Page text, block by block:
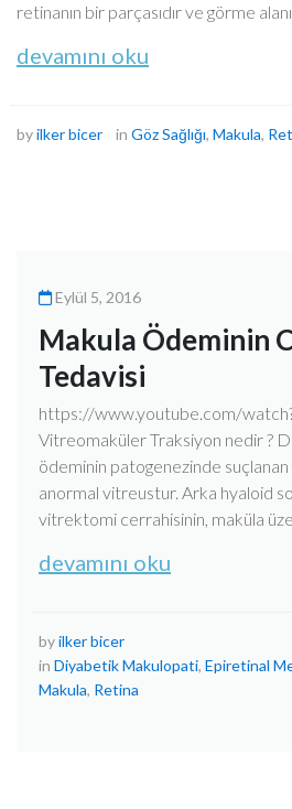
retinanın bir parçasıdır ve görme
devamını oku
byilker bicer in Göz Sağlığı, Makula,
Eylül 5, 2016
Makula Ödeminin
Tedavisi
https://www.youtube.com/
Vitreomaküler Traksiyon nedir ?
ödeminin patogenezinde
anormal vitreustur. Arka hyaloid
vitrektomi cerrahisinin, maküla
devamını oku
byilker bicer
in Diyabetik Makulopati, Epiretinal
Makula, Retina